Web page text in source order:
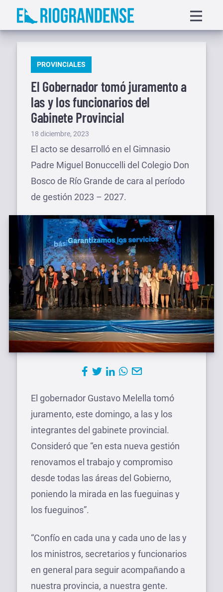
Saltar
menu
PUBLICADO
PROVINCIALES
El Gobernador tomó juramento a
las y los funcionarios del
Gabinete Provincial
Publicado
el
18 diciembre, 2023
El acto se desarrolló en el Gimnasio
Padre Miguel Bonuccelli del Colegio Don
Bosco de Río Grande de cara al período
de gestión 2023 – 2027.
El gobernador Gustavo Melella tomó
juramento, este domingo, a las y los
integrantes del gabinete provincial.
Consideró que “en esta nueva gestión
renovamos el trabajo y compromiso
desde todas las áreas del Gobierno,
poniendo la mirada en las fueguinas y
los fueguinos”.
“Confío en cada una y cada uno de las y
los ministros, secretarios y funcionarios
en general para seguir acompañando a
nuestra provincia, a nuestra gente.